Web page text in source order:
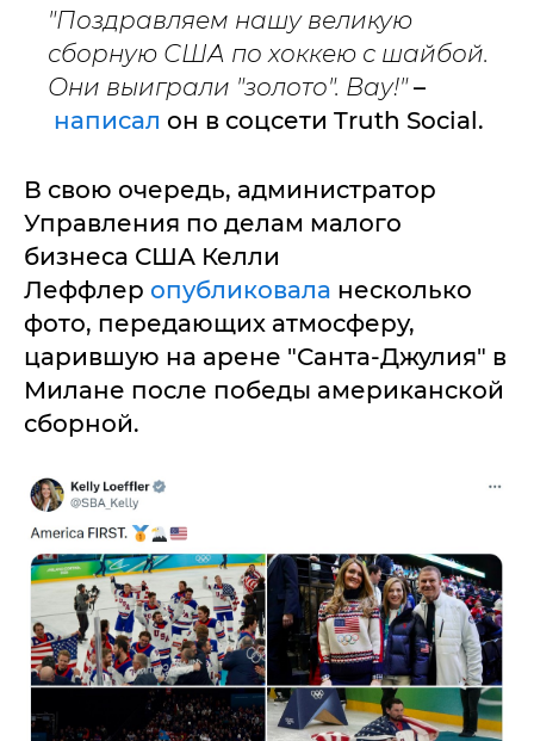
"Поздравляем нашу великую
сборную США по хоккею с шайбой.
Они выиграли "золото". Вау!"–
написал он в соцсети Truth Social.
В свою очередь, администратор
Управления по делам малого
бизнеса США Келли
Леффлер опубликовала несколько
фото, передающих атмосферу,
царившую на арене "Санта-Джулия" в
Милане после победы американской
сборной.